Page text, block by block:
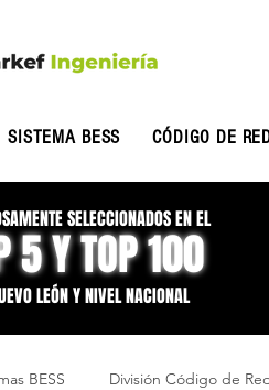
SISTEMA BESS CÓDIGO DE
LEÓN Y NIVEL NACIONAL
5 Y TOP 100
SELECCIONADOS EN EL
BESS División Código de